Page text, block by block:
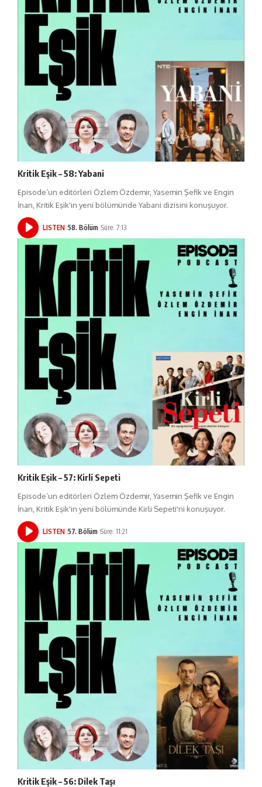
Kritik Eşik – 58: Yabani
Episode’un editörleri Özlem Özdemir, Yasemin Şefik ve Engin
İnan, Kritik Eşik'in yeni bölümünde Yabani dizisini konuşuyor.
LISTEN 58. Bölüm Süre: 7:13
Kritik Eşik – 57: Kirli Sepeti
Episode’un editörleri Özlem Özdemir, Yasemin Şefik ve Engin
İnan, Kritik Eşik'in yeni bölümünde Kirli Sepeti'ni konuşuyor.
LISTEN 57. Bölüm Süre: 11:21
Kritik Eşik – 56: Dilek Taşı